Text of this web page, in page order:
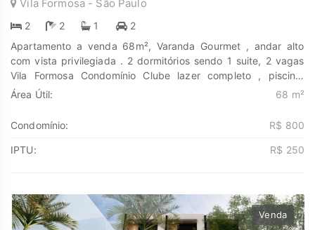
Vila Formosa - São Paulo
2 2 1
2
Apartamento a venda 68m², Varanda Gourmet , andar alto
com vista privilegiada . 2 dormitórios sendo 1 suite, 2 vagas
Vila Formosa Condomínio Clube lazer completo , piscina,
quadra, espaço pet, salão de festa, churrasqueira Descubra o
investimentos em oportunidades. Na Marengo Imóveis cada
lugar onde sua história irá brilhar.
Área Útil: 68 m²
Condomínio: R$ 800
IPTU: R$ 250
Venda